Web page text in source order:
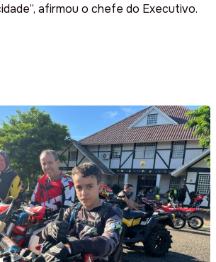
afirmou o chefe do Executivo.